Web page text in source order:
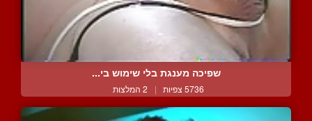
שפיכה מענגת בלי שימוש בי...
5736 צפיות | 2 המלצות